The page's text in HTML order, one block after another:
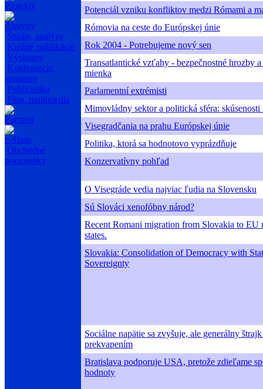
Projekty
Aktivity
Štúdie, analýzy
Knižné publikácie
Výskumy
Konferencie,
semináre
Publicistika
Film, multimedia
Partneri
e-Shop
Obchodné
podmienky
Potenciál vzniku konfliktov medzi Rómami a
Rómovia na ceste do Európskej únie
Rok 2004 - Potrebujeme nový sen
Transatlantické vzťahy - bezpečnostné hrozby
mienka
Parlamentní extrémisti
Mimovládny sektor a politická sféra: skúsenosti
Visegradčania na prahu Európskej únie
Politika, ktorá sa hodnotovo vyprázdňuje
Konzervatívny pohľad
O Visegráde vedia najviac ľudia na Slovensku
Sú Slováci xenofóbny národ?
Recent Romani migration from Slovakia to EU
states.
Slovakia: Consolidation of Democracy with
Sovereignty
Sociálne napätie sa zvyšuje, ale generálny
prekvapením
Bratislava podporuje USA, pretože zdieľame
hodnoty